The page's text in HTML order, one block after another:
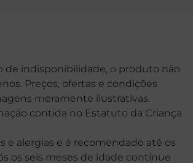
de indisponibilidade, o produto não
Preços, ofertas e condições
meramente ilustrativas.
contida no Estatuto da Criança
e alergias e é recomendado até os
os seis meses de idade continue